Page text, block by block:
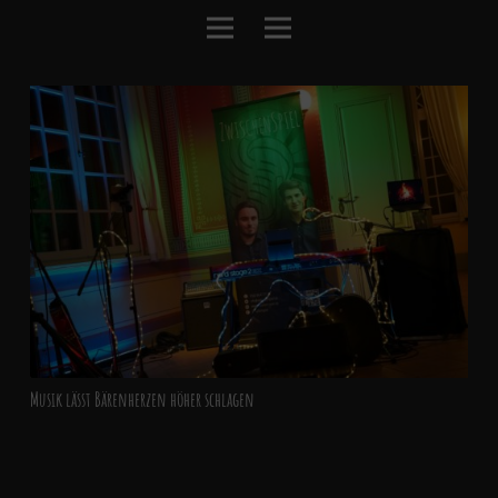
Musik lässt Bärenherzen höher schlagen